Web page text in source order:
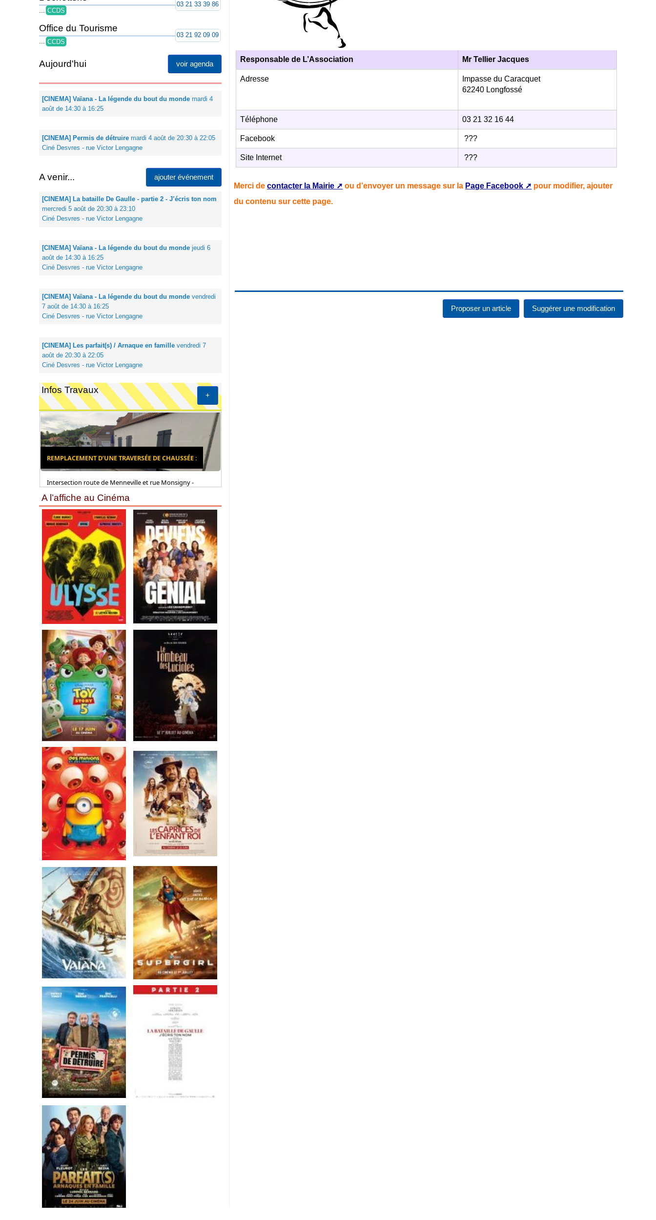
Responsable de L’Association Mr Tellier Jacques
Adresse
Impasse du Caracquet
62240 Longfossé
Téléphone 03 21 32 16 44
Facebook ???
Site Internet ???
Merci decontacter la Mairie ou d’envoyer un message sur la Page Facebook
pour modifier, ajouter
du contenu sur cette page.
Proposer un article Suggérer une modification
CCDS
03 21 33 39 86
Office du Tourisme
... CCDS
03 21 92 09 09
voir agenda
Aujourd'hui
[CINEMA] Vaïana - La légende du bout du monde mardi 4
août de 14:30 à 16:25
[CINEMA] Permis de détruire mardi 4 août de 20:30 à 22:05
Ciné Desvres - rue Victor Lengagne
A venir... ajouter événement
[CINEMA] La bataille De Gaulle - partie 2 - J’écris ton nom
mercredi 5 août de 20:30 à 23:10
Ciné Desvres - rue Victor Lengagne
[CINEMA] Vaïana - La légende du bout du monde jeudi 6
août de 14:30 à 16:25
Ciné Desvres - rue Victor Lengagne
[CINEMA] Vaïana - La légende du bout du monde vendredi
7 août de 14:30 à 16:25
Ciné Desvres - rue Victor Lengagne
[CINEMA] Les parfait(s) / Arnaque en famille vendredi 7
août de 20:30 à 22:05
Ciné Desvres - rue Victor Lengagne
+
Infos Travaux
REMPLACEMENT D’UNE TRAVERSÉE DE CHAUSSÉE :
Intersection route de Menneville et rue Monsigny -
A l’affiche au Cinéma